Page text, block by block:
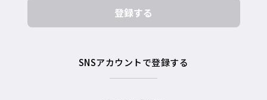
SNSアカウントで登録する